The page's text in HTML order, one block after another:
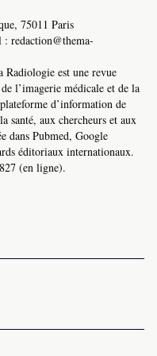
75011 Paris
: redaction@thema-
Radiologie est une revue
l’imagerie médicale et de la
d’information de
santé, aux chercheurs et aux
dans Pubmed, Google
éditoriaux internationaux.
(en ligne).